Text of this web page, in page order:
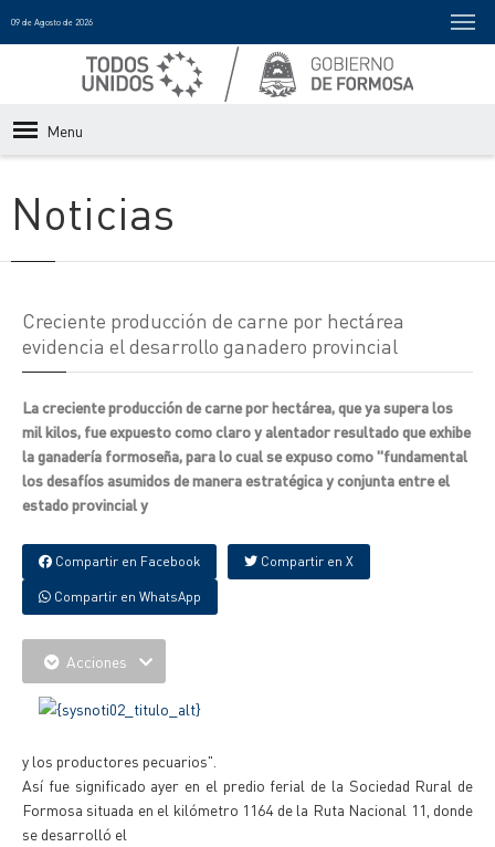
09 de Agosto de 2026
Menu
Noticias
Creciente producción de carne por hectárea
evidencia el desarrollo ganadero provincial
La creciente producción de carne por hectárea, que ya supera los
mil kilos, fue expuesto como claro y alentador resultado que exhibe
la ganadería formoseña, para lo cual se expuso como "fundamental
los desafíos asumidos de manera estratégica y conjunta entre el
estado provincial y
Compartir en Facebook Compartir en X
Compartir en WhatsApp
Acciones
y los productores pecuarios".
Así fue significado ayer en el predio ferial de la Sociedad Rural de
Formosa situada en el kilómetro 1164 de la Ruta Nacional 11, donde
se desarrolló el